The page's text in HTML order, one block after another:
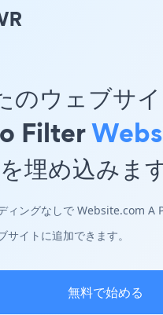
のウェブサ
Filter
埋め込みます
ィングなしで Website.com A
サイトに追加できます。
無料で始める